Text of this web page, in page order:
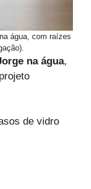
água, com raízes
na água,
de vidro